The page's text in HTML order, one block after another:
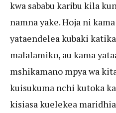
kwa sababu karibu kila
namna yake. Hoja ni
yataendelea kubaki
malalamiko, au kama
mshikamano mpya wa
kuisukuma nchi kutoka
kisiasa kuelekea